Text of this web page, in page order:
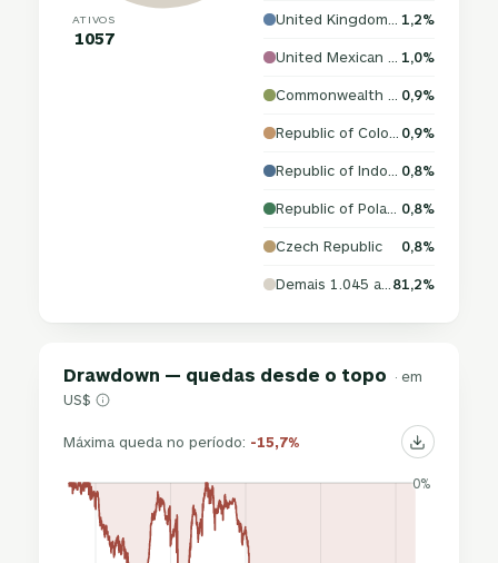
ATIVOS
1057
1,2%
1,0%
0,9%
0,9%
0,8%
0,8%
Czech Republic 0,8%
81,2%
Drawdown — quedas desde o topo · em
US$
Máxima queda no período: -15,7%
0%